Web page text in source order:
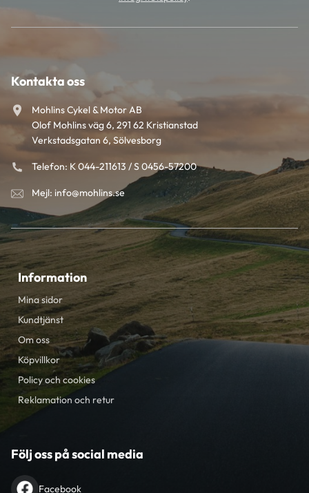
Kontakta oss
Mohlins Cykel & Motor AB
Olof Mohlins väg 6, 291 62 Kristianstad
Verkstadsgatan 6, Sölvesborg
Telefon: K 044-211613 / S 0456-57200
Mejl: info@mohlins.se
Information
Mina sidor
Kundtjänst
Om oss
Köpvillkor
Policy och cookies
Reklamation och retur
Följ oss på social media
Facebook